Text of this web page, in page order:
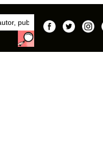
Publicacions
Hara Kiri / Hara-Kiri